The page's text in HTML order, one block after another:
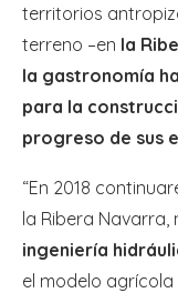
territorios
terreno –en la
la gastronomía
para la
progreso de sus
“En 2018
la Ribera
ingeniería
el modelo